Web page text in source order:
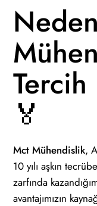
🏅
Mct Mühendislik,
10 yılı aşkın
zarfında
avantajımızın